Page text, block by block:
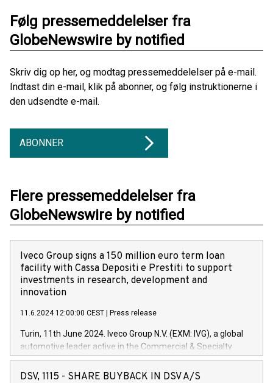
Følg pressemeddelelser fra
GlobeNewswire by notified
Skriv dig op her, og modtag pressemeddelelser på e-mail.
Indtast din e-mail, klik på abonner, og følg instruktionerne i
den udsendte e-mail.
ABONNER
Flere pressemeddelelser fra
GlobeNewswire by notified
Iveco Group signs a 150 million euro term loan
facility with Cassa Depositi e Prestiti to support
investments in research, development and
innovation
11.6.2024 12:00:00 CEST Press release
Turin, 11th June 2024. Iveco Group N.V. (EXM: IVG), a global
automotive leader active in the Commercial & Specialty
Vehicles, Powertrain and related Financial Services arenas,
has successfully signed a term loan facility of 150 million
DSV, 1115 - SHARE BUYBACK IN DSV A/S